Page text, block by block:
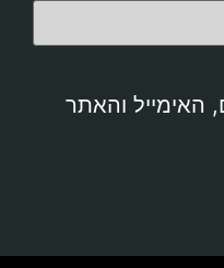
האימייל והאתר